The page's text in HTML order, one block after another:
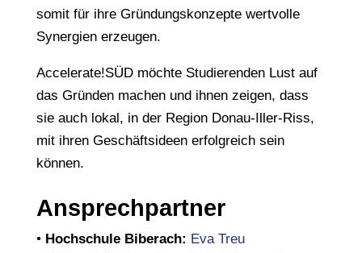
somit für ihre Gründungskonzepte wertvolle
Synergien erzeugen.
Accelerate!SÜD möchte Studierenden Lust auf
das Gründen machen und ihnen zeigen, dass
sie auch lokal, in der Region Donau-Iller-Riss,
mit ihren Geschäftsideen erfolgreich sein
können.
Ansprechpartner
• Hochschule Biberach: Eva Treu